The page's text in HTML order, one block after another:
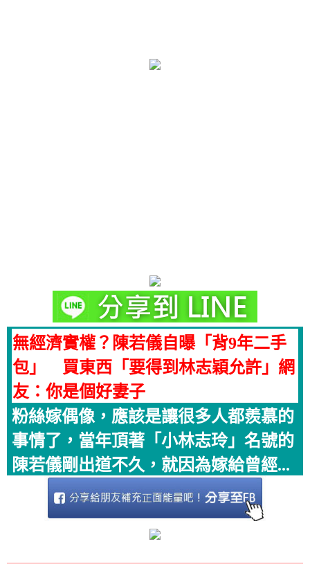
無經濟實權？陳若儀自曝「背9年二手
包」 買東西「要得到林志穎允許」網
友：你是個好妻子
粉絲嫁偶像，應該是讓很多人都羨慕的
事情了，當年頂著「小林志玲」名號的
陳若儀剛出道不久，就因為嫁給曾經...